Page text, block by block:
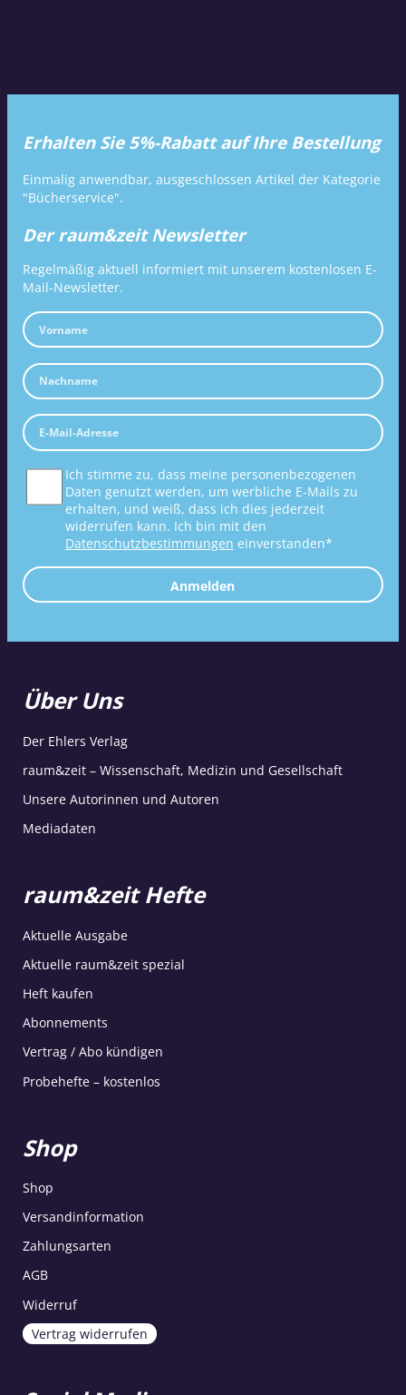
Erhalten Sie 5%-Rabatt auf Ihre Bestellung
Einmalig anwendbar, ausgeschlossen Artikel der Kategorie
"Bücherservice".
Der raum&zeit Newsletter
Regelmäßig aktuell informiert mit unserem kostenlosen E-
Mail-Newsletter.
Ich stimme zu, dass meine personenbezogenen
Daten genutzt werden, um werbliche E-Mails zu
erhalten, und weiß, dass ich dies jederzeit
widerrufen kann. Ich bin mit den
Datenschutzbestimmungen einverstanden*
Anmelden
Über Uns
Der Ehlers Verlag
raum&zeit – Wissenschaft, Medizin und Gesellschaft
Unsere Autorinnen und Autoren
Mediadaten
raum&zeit Hefte
Aktuelle Ausgabe
Aktuelle raum&zeit spezial
Heft kaufen
Abonnements
Vertrag / Abo kündigen
Probehefte – kostenlos
Shop
Shop
Versandinformation
Zahlungsarten
AGB
Widerruf
Vertrag widerrufen